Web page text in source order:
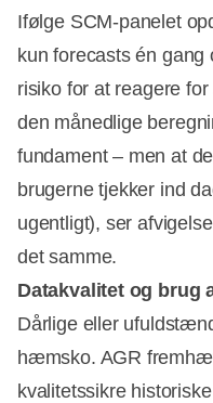
Ifølge SCM-panelet
kun forecasts én
risiko for at reagere for
den månedlige
fundament – men at
brugerne tjekker ind
ugentligt), ser
det samme.
Datakvalitet og brug
Dårlige eller
hæmsko. AGR
kvalitetssikre